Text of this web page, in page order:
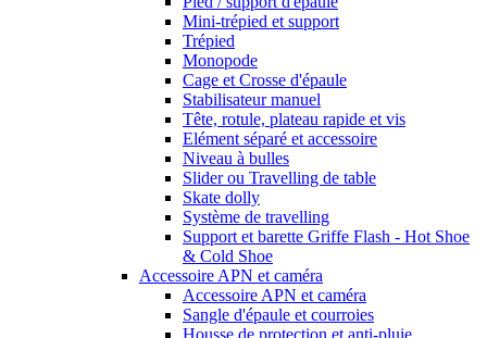
Mini-trépied et support
Trépied
Monopode
Cage et Crosse d'épaule
Stabilisateur manuel
Tête, rotule, plateau rapide et vis
Elément séparé et accessoire
Niveau à bulles
Slider ou Travelling de table
Skate dolly
Système de travelling
Support et barette Griffe Flash - Hot Shoe
& Cold Shoe
Accessoire APN et caméra
Accessoire APN et caméra
Sangle d'épaule et courroies
Housse de protection et anti-pluie